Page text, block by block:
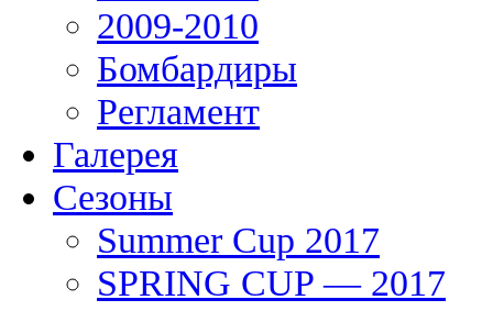
2009-2010
Бомбардиры
Регламент
Галерея
Сезоны
Summer Cup 2017
SPRING CUP — 2017